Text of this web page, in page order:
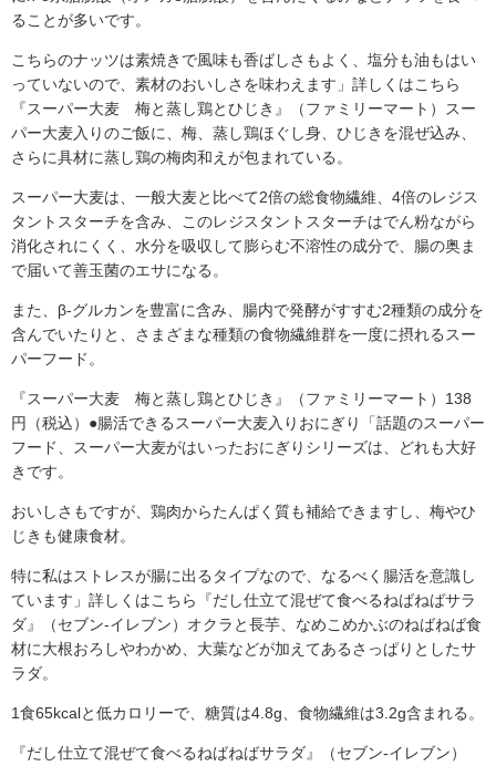
ることが多いです。
こちらのナッツは素焼きで風味も香ばしさもよく、塩分も油もはい
っていないので、素材のおいしさを味わえます」詳しくはこちら
『スーパー大麦 梅と蒸し鶏とひじき』（ファミリーマート）スー
パー大麦入りのご飯に、梅、蒸し鶏ほぐし身、ひじきを混ぜ込み、
さらに具材に蒸し鶏の梅肉和えが包まれている。
スーパー大麦は、一般大麦と比べて2倍の総食物繊維、4倍のレジス
タントスターチを含み、このレジスタントスターチはでん粉ながら
消化されにくく、水分を吸収して膨らむ不溶性の成分で、腸の奥ま
で届いて善玉菌のエサになる。
また、β-グルカンを豊富に含み、腸内で発酵がすすむ2種類の成分を
含んでいたりと、さまざまな種類の食物繊維群を一度に摂れるスー
パーフード。
『スーパー大麦 梅と蒸し鶏とひじき』（ファミリーマート）138
円（税込）●腸活できるスーパー大麦入りおにぎり「話題のスーパー
フード、スーパー大麦がはいったおにぎりシリーズは、どれも大好
きです。
おいしさもですが、鶏肉からたんぱく質も補給できますし、梅やひ
じきも健康食材。
特に私はストレスが腸に出るタイプなので、なるべく腸活を意識し
ています」詳しくはこちら『だし仕立て混ぜて食べるねばねばサラ
ダ』（セブン-イレブン）オクラと長芋、なめこめかぶのねばねば食
材に大根おろしやわかめ、大葉などが加えてあるさっぱりとしたサ
ラダ。
1食65kcalと低カロリーで、糖質は4.8g、食物繊維は3.2g含まれる。
『だし仕立て混ぜて食べるねばねばサラダ』（セブン-イレブン）